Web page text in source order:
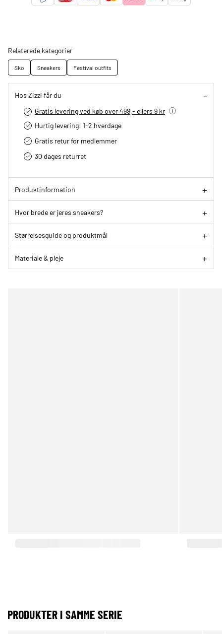
Relaterede kategorier
Sko Sneakers Festival outfits
Hos Zizzi får du
Gratis levering ved køb over 499,- ellers 9 kr
Hurtig levering­: 1-2 hverdage
Gratis retur for medlemmer
30 dages returret
Produktinformation
Hvor brede er jeres sneakers?
Størrelsesguide og produktmål
Materiale & pleje
PRODUKTER I SAMME SERIE